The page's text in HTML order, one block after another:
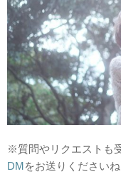
※質問やリクエストも
DMをお送りください